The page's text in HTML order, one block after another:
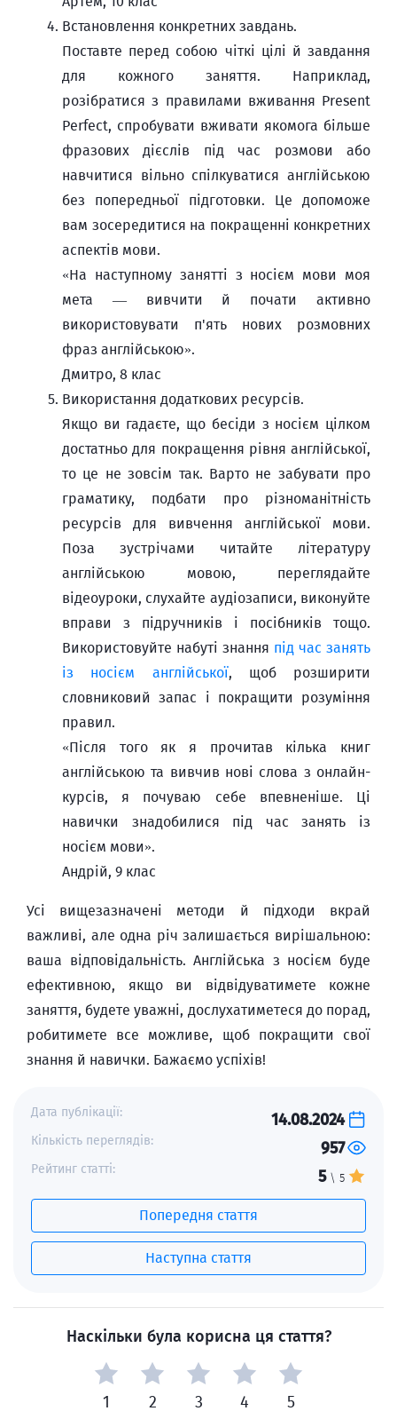
Встановлення конкретних завдань.
Поставте перед собою чіткі цілі й завдання
для кожного заняття. Наприклад,
розібратися з правилами вживання Present
Perfect, спробувати вживати якомога більше
фразових дієслів під час розмови або
навчитися вільно спілкуватися англійською
без попередньої підготовки. Це допоможе
вам зосередитися на покращенні конкретних
аспектів мови.
«На наступному занятті з носієм мови моя
мета — вивчити й почати активно
використовувати п'ять нових розмовних
фраз англійською».
Дмитро, 8 клас
Використання додаткових ресурсів.
Якщо ви гадаєте, що бесіди з носієм цілком
достатньо для покращення рівня англійської,
то це не зовсім так. Варто не забувати про
граматику, подбати про різноманітність
ресурсів для вивчення англійської мови.
Поза зустрічами читайте літературу
англійською мовою, переглядайте
відеоуроки, слухайте аудіозаписи, виконуйте
вправи з підручників і посібників тощо.
Використовуйте набуті знання під час занять
із носієм англійської, щоб розширити
словниковий запас і покращити розуміння
правил.
«Після того як я прочитав кілька книг
англійською та вивчив нові слова з онлайн-
курсів, я почуваю себе впевненіше. Ці
навички знадобилися під час занять із
носієм мови».
Андрій, 9 клас
Усі вищезазначені методи й підходи вкрай
важливі, але одна річ залишається вирішальною:
ваша відповідальність. Англійська з носієм буде
ефективною, якщо ви відвідуватимете кожне
заняття, будете уважні, дослухатиметеся до порад,
робитимете все можливе, щоб покращити свої
знання й навички. Бажаємо успіхів!
Дата публікації: 14.08.2024
Кількість переглядів: 957
Рейтинг статті: 5\ 5
Попередня стаття
Наступна стаття
Наскільки була корисна ця стаття?
1 2 3 4 5